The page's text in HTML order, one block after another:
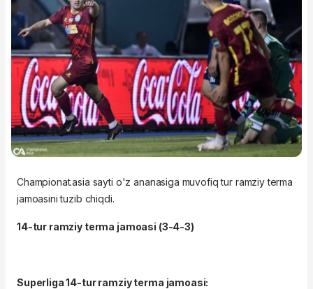
Championat.asia sayti o'z ananasiga muvofiq tur ramziy terma
jamoasini tuzib chiqdi.
14-tur ramziy terma jamoasi (3-4-3)
Superliga 14-tur ramziy terma jamoasi: